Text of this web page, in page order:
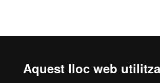
Aquest lloc web